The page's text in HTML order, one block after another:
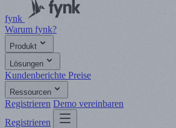
fynk
Warum fynk?
Produkt
Lösungen
Kundenberichte Preise
Ressourcen
Registrieren Demo vereinbaren
Registrieren